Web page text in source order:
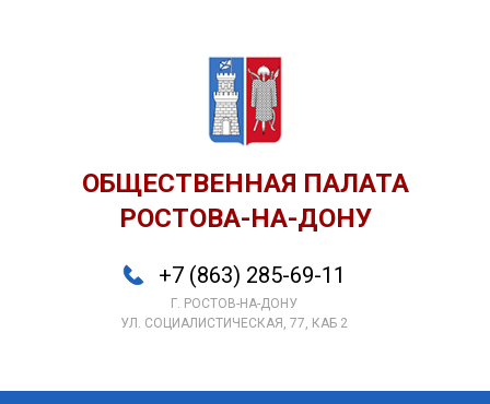
ОБЩЕСТВЕННАЯ ПАЛАТА
РОСТОВА-НА-ДОНУ
+7 (863) 285-69-11
Г. РОСТОВ-НА-ДОНУ
УЛ. СОЦИАЛИСТИЧЕСКАЯ, 77, КАБ 2